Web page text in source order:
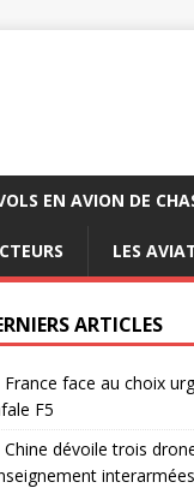
EN AVION DE
LES
ARTICLES
France face au choix
F5
Chine dévoile trois
interarmées